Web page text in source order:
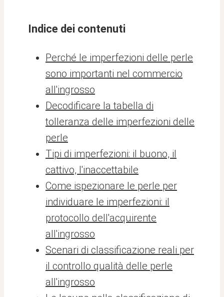
Indice dei contenuti
Perché le imperfezioni delle perle
sono importanti nel commercio
all'ingrosso
Decodificare la tabella di
tolleranza delle imperfezioni delle
perle
Tipi di imperfezioni: il buono, il
cattivo, l'inaccettabile
Come ispezionare le perle per
individuare le imperfezioni: il
protocollo dell'acquirente
all'ingrosso
Scenari di classificazione reali per
il controllo qualità delle perle
all'ingrosso